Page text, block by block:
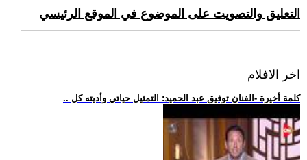
التعليق والتصويت على الموضوع في الموقع الرئيسي
اخر الافلام
.. كلمة أخيرة -الفنان توفيق عبد الحميد: التمثيل حياتي وأديته كل